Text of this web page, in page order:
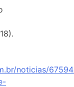
noticias/